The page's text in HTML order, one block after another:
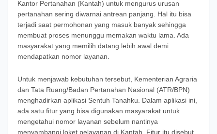
Kantor Pertanahan (Kantah) untuk mengurus urusan
pertanahan sering diwarnai antrean panjang. Hal itu bisa
terjadi saat permohonan yang masuk banyak sehingga
membuat proses menunggu memakan waktu lama. Ada
masyarakat yang memilih datang lebih awal demi
mendapatkan nomor layanan.
Untuk menjawab kebutuhan tersebut, Kementerian Agraria
dan Tata Ruang/Badan Pertanahan Nasional (ATR/BPN)
menghadirkan aplikasi Sentuh Tanahku. Dalam aplikasi ini,
ada satu fitur yang bisa digunakan masyarakat untuk
mengetahui nomor layanan sebelum nantinya
menyambangi loket pelayanan di Kantah. Fitur itu disebut